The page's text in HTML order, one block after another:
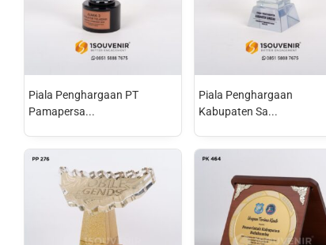
Piala Penghargaan PT
Pamapersa...
Piala Penghargaan
Kabupaten Sa...